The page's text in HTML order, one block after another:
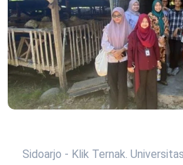
Sidoarjo - Klik Ternak.